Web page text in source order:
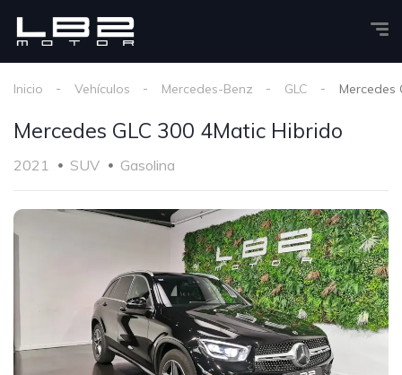
Inicio Vehículos Mercedes-Benz GLC Mercedes
Mercedes GLC 300 4Matic Hibrido
2021 SUV Gasolina